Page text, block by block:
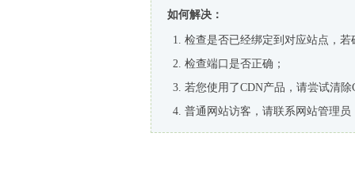
如何解决：
检查是否已经绑定到对应站点，
检查端口是否正确；
若您使用了CDN产品，请尝试清除
普通网站访客，请联系网站管理员